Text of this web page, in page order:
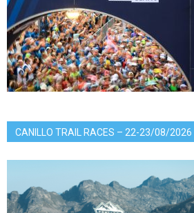
CANILLO TRAIL RACES – 22-23/08/2026